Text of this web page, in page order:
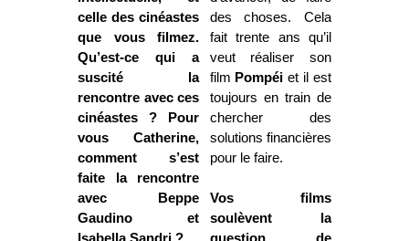
celle des cinéastes
que vous filmez.
Qu’est-ce qui a
suscité la
rencontre avec ces
cinéastes ? Pour
vous Catherine,
comment s’est
faite la rencontre
avec Beppe
Gaudino et
Isabella Sandri ?
des choses. Cela
fait trente ans qu’il
veut réaliser son
film Pompéi et il est
toujours en train de
chercher des
solutions financières
pour le faire.
Vos films
soulèvent la
question de